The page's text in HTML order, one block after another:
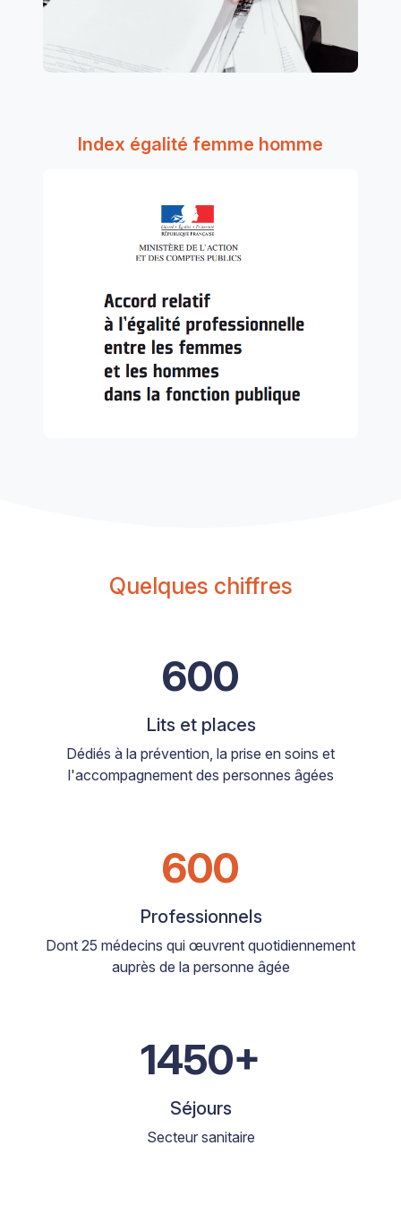
Index égalité femme homme
Quelques chiffres
600
Lits et places
Dédiés à la prévention, la prise en soins et
l'accompagnement des personnes âgées
600
Professionnels
Dont 25 médecins qui œuvrent quotidiennement
auprès de la personne âgée
1450+
Séjours
Secteur sanitaire